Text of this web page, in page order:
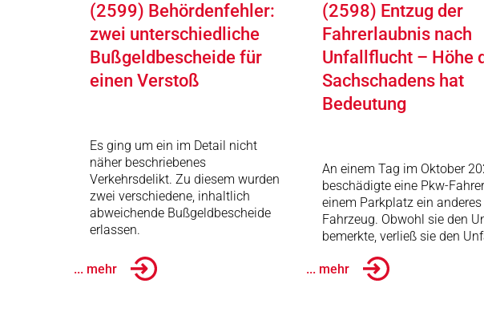
(2599) Behördenfehler:
zwei unterschiedliche
Bußgeldbescheide für
einen Verstoß
Es ging um ein im Detail nicht
näher beschriebenes
Verkehrsdelikt. Zu diesem wurden
zwei verschiedene, inhaltlich
abweichende Bußgeldbescheide
erlassen.
... mehr
(2598) Entzug der
Fahrerlaubnis nach
Unfallflucht – Höhe
Sachschadens hat
Bedeutung
An einem Tag im Oktober
beschädigte eine Pkw-
einem Parkplatz ein anderes
Fahrzeug. Obwohl sie den
bemerkte, verließ sie den
... mehr